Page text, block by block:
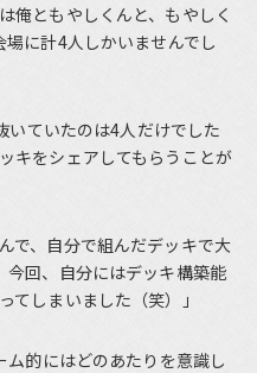
俺ともやしくんと、もやしく
に計4人しかいませんでし
いていたのは4人だけでした
キをシェアしてもらうことが
で、自分で組んだデッキで大
回、自分にはデッキ構築能
てしまいました（笑）」
ム的にはどのあたりを意識し